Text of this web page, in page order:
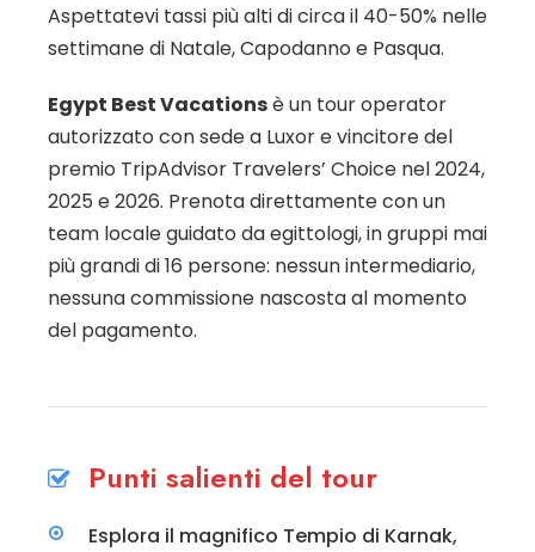
Aspettatevi tassi più alti di circa il 40-50% nelle
settimane di Natale, Capodanno e Pasqua.
Egypt Best Vacationsè un tour operator
autorizzato con sede a Luxor e vincitore del
premio TripAdvisor Travelers’ Choice nel 2024,
2025 e 2026. Prenota direttamente con un
team locale guidato da egittologi, in gruppi mai
più grandi di 16 persone: nessun intermediario,
nessuna commissione nascosta al momento
del pagamento.
Punti salienti del tour
Esplora il magnifico Tempio di Karnak,